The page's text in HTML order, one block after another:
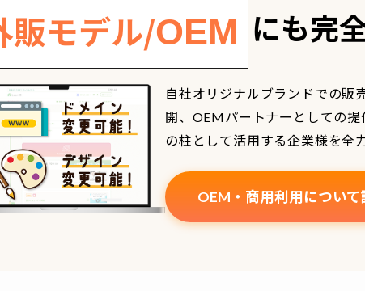
販モデル/OEM にも完
自社オリジナルブランドでの販
開、OEMパートナーとしての
の柱として活用する企業様を全
OEM・商用利用につい